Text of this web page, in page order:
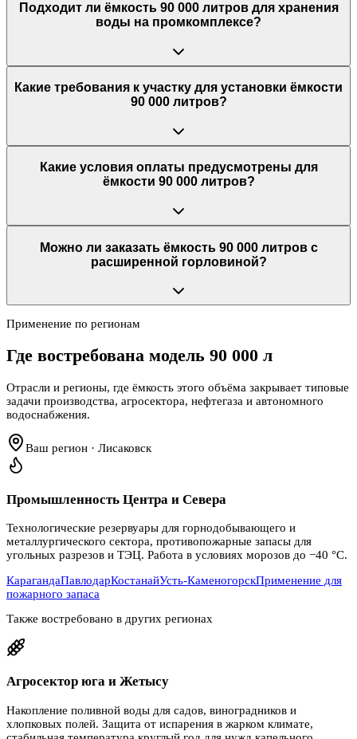
Подходит ли ёмкость 90 000 литров для хранения
воды на промкомплексе?
Какие требования к участку для установки ёмкости
90 000 литров?
Какие условия оплаты предусмотрены для
ёмкости 90 000 литров?
Можно ли заказать ёмкость 90 000 литров с
расширенной горловиной?
Применение по регионам
Где востребована модель 90 000 л
Отрасли и регионы, где ёмкость этого объёма закрывает типовые
задачи производства, агросектора, нефтегаза и автономного
водоснабжения.
Ваш регион · Лисаковск
Промышленность Центра и Севера
Технологические резервуары для горнодобывающего и
металлургического сектора, противопожарные запасы для
угольных разрезов и ТЭЦ. Работа в условиях морозов до −40 °C.
КарагандаПавлодарКостанайУсть-КаменогорскПрименение для
пожарного запаса
Также востребовано в других регионах
Агросектор юга и Жетысу
Накопление поливной воды для садов, виноградников и
хлопковых полей. Защита от испарения в жарком климате,